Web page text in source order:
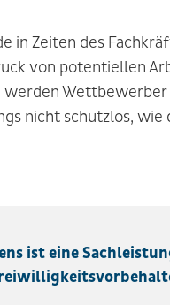
in Zeiten des
von potentiellen
nicht schutzlos,
ist eine